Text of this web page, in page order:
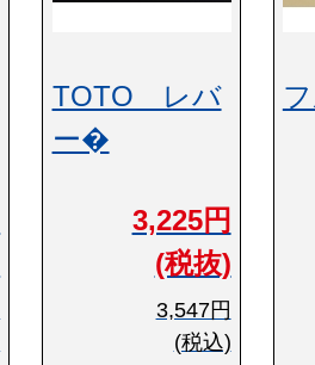
TOTO レバ
ー�
3,225円
(税抜)
3,547円
(税込)